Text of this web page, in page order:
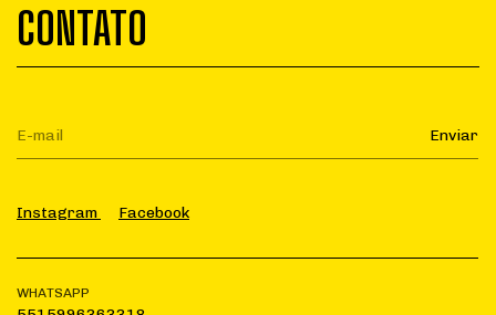
CONTATO
Instagram Facebook
WHATSAPP